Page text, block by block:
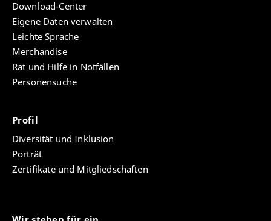
Volkswagenstiftung-Freigeistprojekt “The Other
Global Germany”, Universität Erfurt
2021 - Tutorin, Integriertes Proseminar (IPS)
Antike Geschichte, Universität Erfurt
2018-2023 - Bachelor of Arts
Geschichtswissenschaft, Literaturwissenschaft
Publikationen:
Kruspe, Lilú. "Auf der Suche. Deutsche
Fremdenlegionäre als Forschungsreisende im
Spiegel zeitgenössischer Kolonialimagination."
Kruspe, Lilú, Sascha R. Harnisch.
Download-Center
Eigene Daten verwalten
Leichte Sprache
Merchandise
Rat und Hilfe in Notfällen
Personensuche
Profil
Diversität und Inklusion
Porträt
Zertifikate und Mitgliedschaften